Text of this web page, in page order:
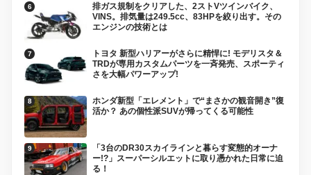
排ガス規制をクリアした、2ストVツインバイク、
VINS。排気量は249.5cc、83HPを絞り出す。その
エンジンの技術とは
トヨタ 新型ハリアーがさらに精悍に! モデリスタ＆
TRDが専用カスタムパーツを一斉発売、スポーティ
さを大幅パワーアップ!
ホンダ新型「エレメント」で“まさかの観音開き”復
活か？ あの個性派SUVが帰ってくる可能性
「3台のDR30スカイラインと暮らす変態的オーナ
ー!?」スーパーシルエットに取り憑かれた日常に迫
る！